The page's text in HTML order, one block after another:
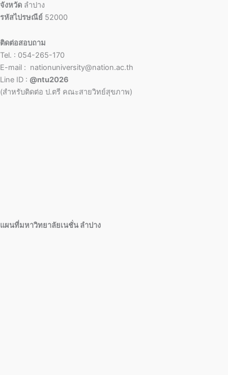
จังหวัด ลำปาง
รหัสไปรษณีย์ 52000
ติดต่อสอบถาม
Tel. : 054-265-170
E-mail : nationuniversity@nation.ac.th
Line ID : @ntu2026
(สำหรับติดต่อ ป.ตรี คณะสายวิทย์สุขภาพ)
แผนที่มหาวิทยาลัยเนชั่น ลำปาง